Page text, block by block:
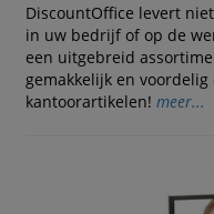
DiscountOffice levert
in uw bedrijf of op de
een uitgebreid
gemakkelijk en
kantoorartikelen! meer...